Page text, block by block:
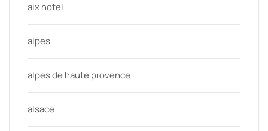
aix hotel
alpes
alpes de haute provence
alsace